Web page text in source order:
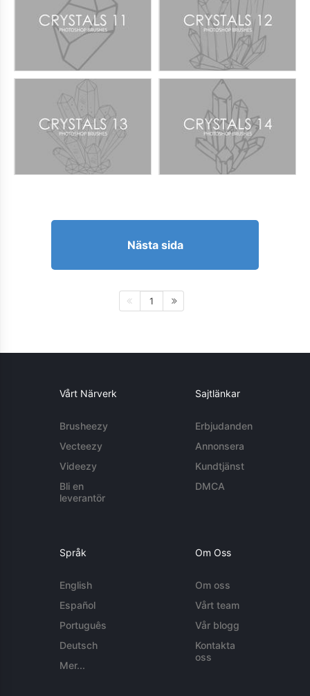
Nästa sida
1
Vårt Närverk
Brusheezy
Vecteezy
Videezy
Bli en
leverantör
Sajtlänkar
Erbjudanden
Annonsera
Kundtjänst
DMCA
Språk
English
Español
Português
Deutsch
Mer...
Om Oss
Om oss
Vårt team
Vår blogg
Kontakta
oss